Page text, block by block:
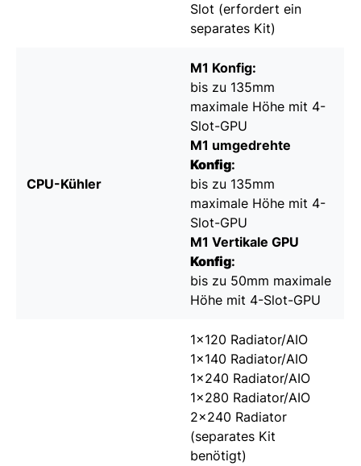
Slot (erfordert ein
separates Kit)
CPU-Kühler
M1 Konfig:
bis zu 135mm
maximale Höhe mit 4-
Slot-GPU
M1 umgedrehte
Konfig:
bis zu 135mm
maximale Höhe mit 4-
Slot-GPU
M1 Vertikale GPU
Konfig:
bis zu 50mm maximale
Höhe mit 4-Slot-GPU
1×120 Radiator/AIO
1×140 Radiator/AIO
1×240 Radiator/AIO
1×280 Radiator/AIO
2×240 Radiator
(separates Kit
benötigt)